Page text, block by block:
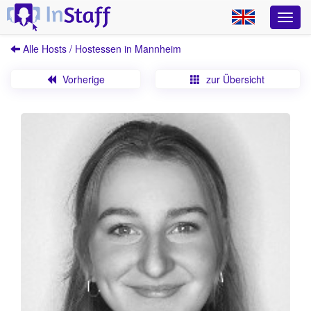
Alle Hosts / Hostessen in Mannheim
Vorherige zur Übersicht